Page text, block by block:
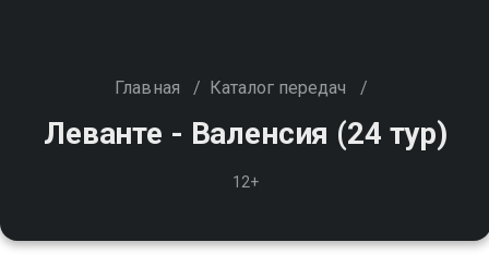
Главная / Каталог передач /
Леванте - Валенсия (24 тур)
12+